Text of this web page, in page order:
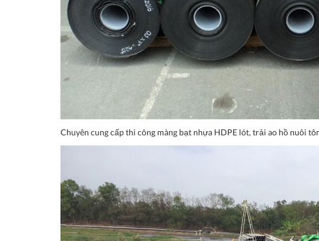
Chuyên cung cấp thi công màng bạt nhựa HDPE lót, trải ao hồ nuôi